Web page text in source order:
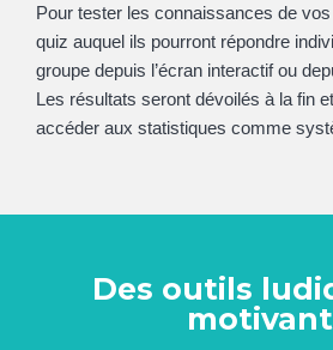
Pour tester les connaissances de
quiz auquel ils pourront répondre
groupe depuis l’écran interactif ou
Les résultats seront dévoilés à la fin
accéder aux statistiques comme
Des outils